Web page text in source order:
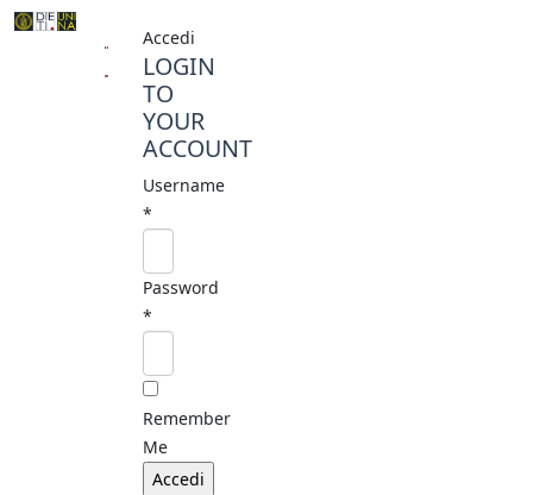
Accedi
LOGIN
TO
YOUR
ACCOUNT
Username
*
Password
*
Remember
Me